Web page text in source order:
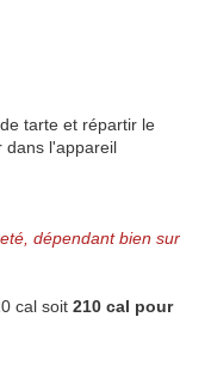
tarte et répartir le
dans l'appareil
dépendant bien sur
cal soit 210 cal pour